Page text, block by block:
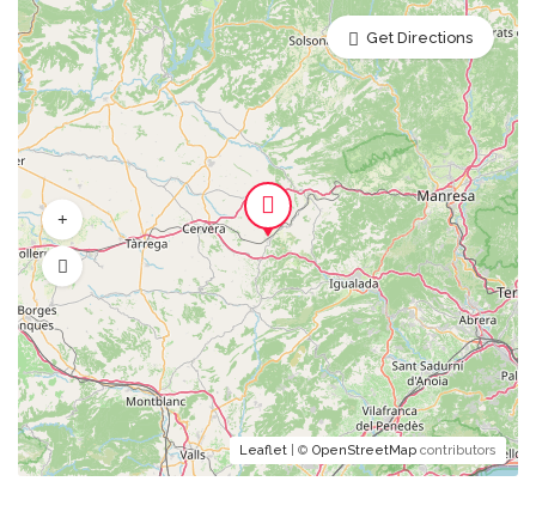
Leaflet | © OpenStreetMap contributors
Get Directions